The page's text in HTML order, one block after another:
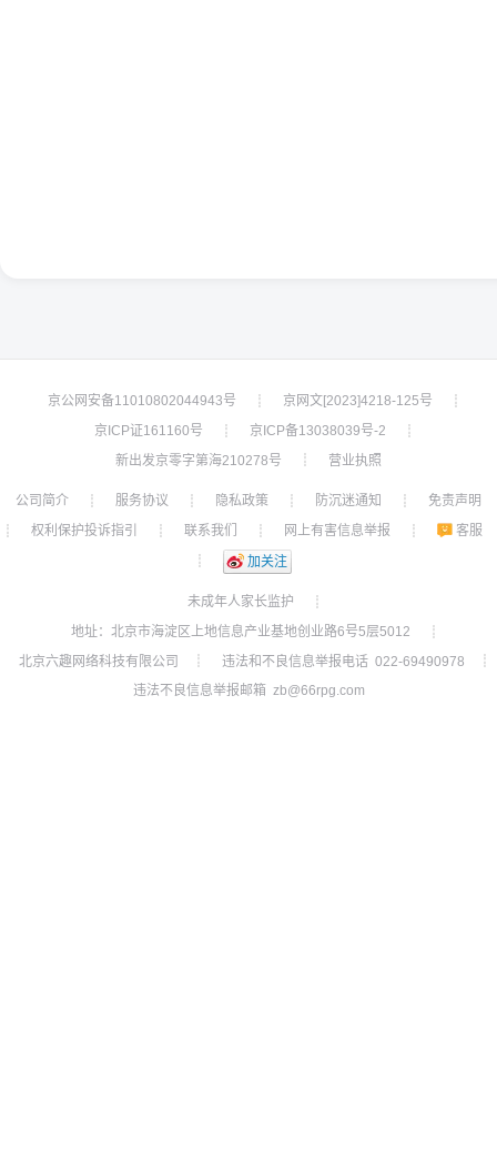
京公网安备11010802044943号 ┊ 京网文[2023]4218-125号
┊
京ICP证161160号
┊ 京ICP备13038039号-2
┊
新出发京零字第海210278号
┊ 营业执照
公司简介 ┊ 服务协议 ┊ 隐私政策 ┊ 防沉迷通知 ┊
免责声明
┊
权利保护投诉指引 ┊ 联系我们 ┊ 网上有害信息举报 ┊
客服
┊
加关注
未成年人家长监护
┊
地址：北京市海淀区上地信息产业基地创业路6号5层5012
┊
北京六趣网络科技有限公司
┊ 违法和不良信息举报电话 022-69490978
┊
违法不良信息举报邮箱 zb@66rpg.com